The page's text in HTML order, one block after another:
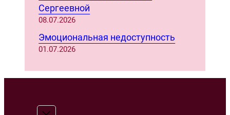
Сергеевной
08.07.2026
Эмоциональная недоступность
01.07.2026